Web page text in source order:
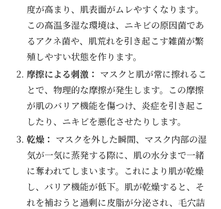
度が高まり、肌表面がムレやすくなります。
この高温多湿な環境は、ニキビの原因菌であ
るアクネ菌や、肌荒れを引き起こす雑菌が繁
殖しやすい状態を作ります。
摩擦による刺激： マスクと肌が常に擦れるこ
とで、物理的な摩擦が発生します。この摩擦
が肌のバリア機能を傷つけ、炎症を引き起こ
したり、ニキビを悪化させたりします。
乾燥： マスクを外した瞬間、マスク内部の湿
気が一気に蒸発する際に、肌の水分まで一緒
に奪われてしまいます。これにより肌が乾燥
し、バリア機能が低下。肌が乾燥すると、そ
れを補おうと過剰に皮脂が分泌され、毛穴詰